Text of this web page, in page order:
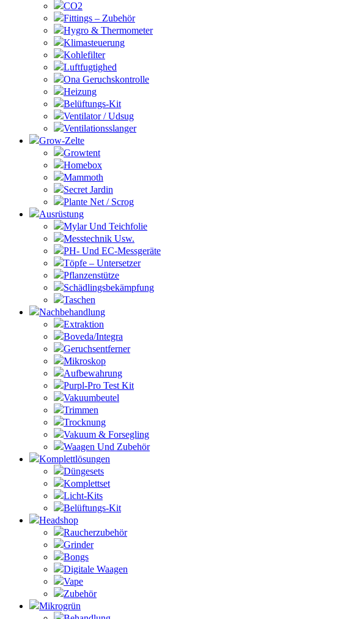
CO2
Fittings – Zubehör
Hygro & Thermometer
Klimasteuerung
Kohlefilter
Luftfugtighed
Ona Geruchskontrolle
Heizung
Belüftungs-Kit
Ventilator / Udsug
Ventilationsslanger
Grow-Zelte
Growtent
Homebox
Mammoth
Secret Jardin
Plante Net / Scrog
Ausrüstung
Mylar Und Teichfolie
Messtechnik Usw.
PH- Und EC-Messgeräte
Töpfe – Untersetzer
Pflanzenstütze
Schädlingsbekämpfung
Taschen
Nachbehandlung
Extraktion
Boveda/Integra
Geruchsentferner
Mikroskop
Aufbewahrung
Purpl-Pro Test Kit
Vakuumbeutel
Trimmen
Trocknung
Vakuum & Forsegling
Waagen Und Zubehör
Komplettlösungen
Düngesets
Komplettset
Licht-Kits
Belüftungs-Kit
Headshop
Raucherzubehör
Grinder
Bongs
Digitale Waagen
Vape
Zubehör
Mikrogrün